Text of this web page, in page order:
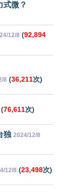
式微？
12/8 (92,894
8 (36,211次)
(76,611次)
独 2024/12/8
12/8 (23,498次)